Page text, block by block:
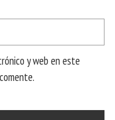
y web en este